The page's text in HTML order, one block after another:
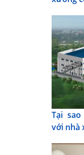
Tại
với nhà